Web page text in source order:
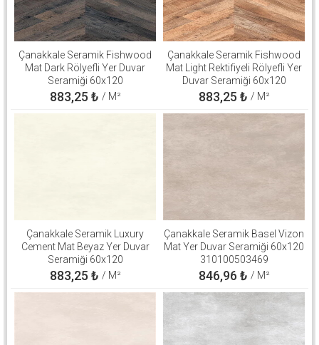
Çanakkale Seramik Fishwood
Mat Dark Rölyefli Yer Duvar
Seramiği 60x120
310100503126
883,25 ₺ / M²
Çanakkale Seramik Fishwood
Mat Light Rektifiyeli Rölyefli Yer
Duvar Seramiği 60x120
310100503125
883,25 ₺ / M²
Çanakkale Seramik Luxury
Cement Mat Beyaz Yer Duvar
Seramiği 60x120
310100906264
883,25 ₺ / M²
Çanakkale Seramik Basel Vizon
Mat Yer Duvar Seramiği 60x120
310100503469
846,96 ₺ / M²